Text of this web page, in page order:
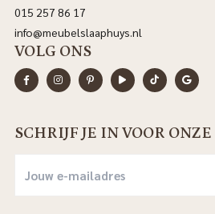
015 257 86 17
info@meubelslaaphuys.nl
VOLG ONS
SCHRIJF JE IN VOOR ONZE